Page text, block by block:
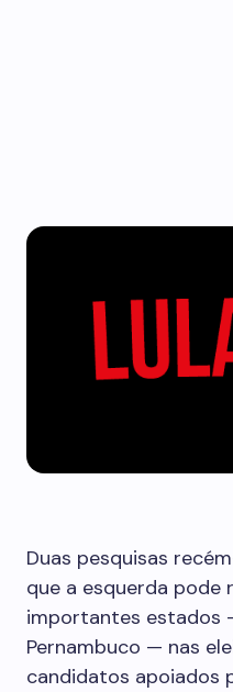
Duas pesquisas
que a esquerda pode
importantes estados
Pernambuco — nas
candidatos apoiados